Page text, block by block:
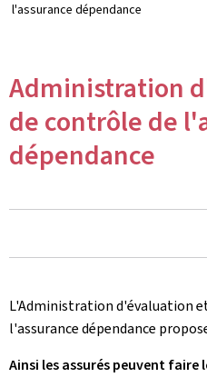
l'assurance dépendance
Administration
de contrôle de
dépendance
L'Administration d'évaluation
l'assurance dépendance
Ainsi les assurés peuvent faire